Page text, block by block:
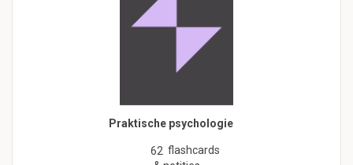
Praktische psychologie
62 flashcards